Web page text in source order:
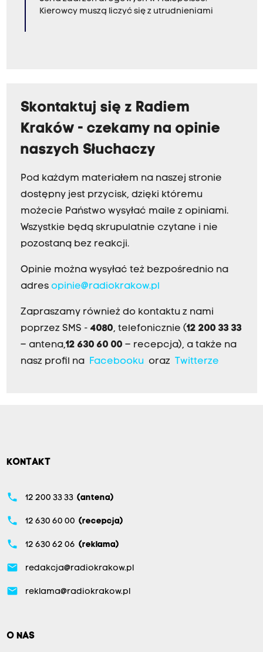
Kierowcy muszą liczyć się z utrudnieniami
Skontaktuj się z Radiem
Kraków - czekamy na opinie
naszych Słuchaczy
Pod każdym materiałem na naszej stronie
dostępny jest przycisk, dzięki któremu
możecie Państwo wysyłać maile z opiniami.
Wszystkie będą skrupulatnie czytane i nie
pozostaną bez reakcji.
Opinie można wysyłać też bezpośrednio na
adres opinie@radiokrakow.pl
Zapraszamy również do kontaktu z nami
poprzez SMS - 4080, telefonicznie (12 200 33 33
– antena,12 630 60 00 – recepcja), a także na
nasz profil na Facebookuoraz Twitterze
KONTAKT
phone 12 200 33 33 (antena)
phone 12 630 60 00 (recepcja)
phone 12 630 62 06 (reklama)
email redakcja@radiokrakow.pl
email reklama@radiokrakow.pl
O NAS